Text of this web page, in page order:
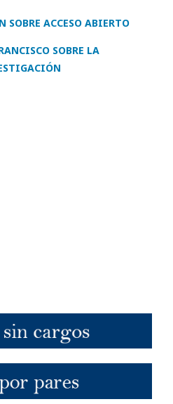
SOBRE ACCESO ABIERTO
SOBRE LA